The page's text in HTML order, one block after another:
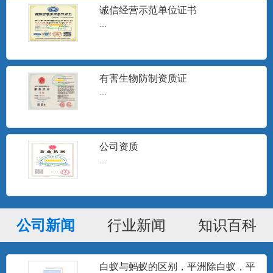
诚信经营示范单位证书
有害生物防制资质证
公司资质
公司新闻 行业新闻 知识百科
白蚁与蚂蚁的区别，平洲除白蚁，平